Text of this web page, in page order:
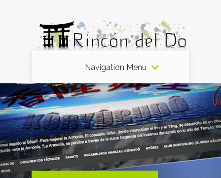
Navigation Menu